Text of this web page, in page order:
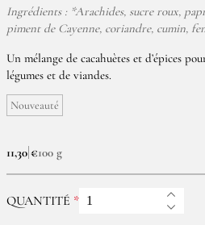
Ingrédients : *Arachides, sucre roux,
piment de Cayenne, coriandre, cumin,
Un mélange de cacahuètes et d’épices
légumes et de viandes.
Nouveauté
11,30 €100 g
QUANTITÉ